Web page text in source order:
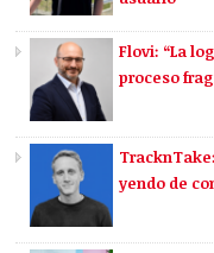
Flovi: “La
proceso
yendo de